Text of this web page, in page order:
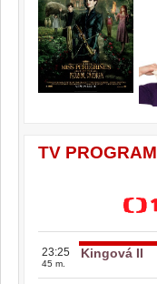
TV PROGRAM
23:25
45 m.
Kingová II